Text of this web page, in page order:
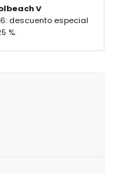
V
descuento especial
%.